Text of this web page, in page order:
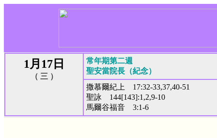
1月17日
（ 三 ）
常年期第二週
聖安當院長（紀念）
撒慕爾紀上 17:32-33,37,40-51
聖詠 144[143]:1,2,9-10
馬爾谷福音 3:1-6